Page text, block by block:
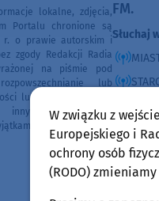
FM.
Słuchaj
lokalne, zdjęcia,
Portalu chronione są
r. o prawie autorskim i
zgody Redakcji Radia
na piśmie pod
lub
lub we fragmentach
innych treści poza
w szczególności
W związku z
Europejskiego i
ochrony osób
(RODO)